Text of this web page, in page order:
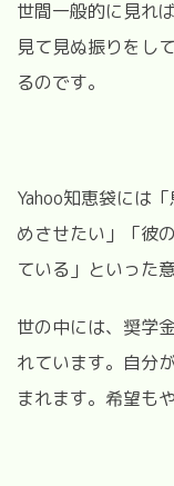
世間一般的に見れ
見て見ぬ振りをし
るのです。
Yahoo知恵袋には
めさせたい」「彼
ている」といった
世の中には、奨学
れています。自分
まれます。希望も